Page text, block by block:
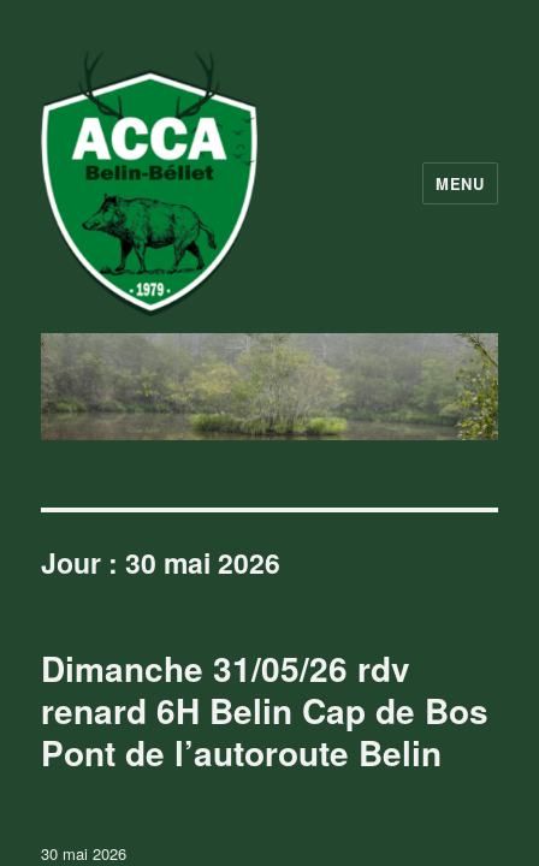
ACCA Belin Beliet
MENU
Jour :30 mai 2026
Dimanche 31/05/26 rdv
renard 6H Belin Cap de Bos
Pont de l’autoroute Belin
Publié
30 mai 2026